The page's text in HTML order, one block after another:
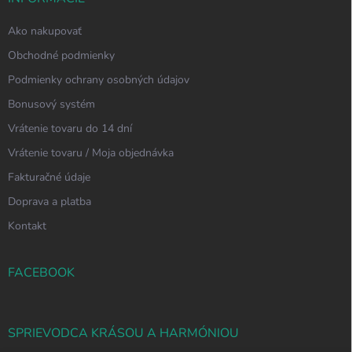
Ako nakupovať
Obchodné podmienky
Podmienky ochrany osobných údajov
Bonusový systém
Vrátenie tovaru do 14 dní
Vrátenie tovaru / Moja objednávka
Fakturačné údaje
Doprava a platba
Kontakt
FACEBOOK
SPRIEVODCA KRÁSOU A HARMÓNIOU